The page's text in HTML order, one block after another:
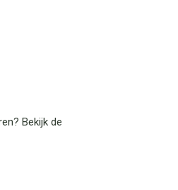
Bekijk de